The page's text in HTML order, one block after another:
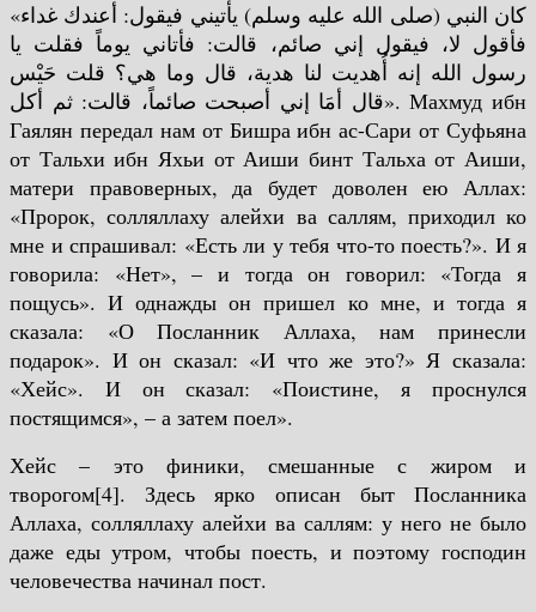
«كان النبي (صلى الله عليه وسلم) يأتيني فيقول: أعندك غداء
فأقول لا، فيقول إني صائم، قالت: فأتاني يوماً فقلت يا
رسول الله إنه أُهديت لنا هدية، قال وما هي؟ قلت حَيْس
قال أمَا إني أصبحت صائماً، قالت: ثم أكل».Махмуд ибн
Гаялян передал нам от Бишра ибн ас-Сари от Суфьяна
от Тальхи ибн Яхьи от Аиши бинт Тальха от Аиши,
матери правоверных, да будет доволен ею Аллах:
«Пророк, солляллаху алейхи ва саллям, приходил ко
мне и спрашивал: «Есть ли у тебя что-то поесть?». И я
говорила: «Нет», – и тогда он говорил: «Тогда я
пощусь». И однажды он пришел ко мне, и тогда я
сказала: «О Посланник Аллаха, нам принесли
подарок». И он сказал: «И что же это?» Я сказала:
«Хейс». И он сказал: «Поистине, я проснулся
постящимся», – а затем поел».
Хейс – это финики, смешанные с жиром и
творогом[4].Здесь ярко описан быт Посланника
Аллаха, солляллаху алейхи ва саллям: у него не было
даже еды утром, чтобы поесть, и поэтому господин
человечества начинал пост.